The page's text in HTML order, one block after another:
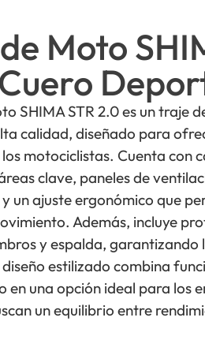
Moto
SHIMA STR 2.0 es un traje
calidad, diseñado para
motociclistas. Cuenta con
clave, paneles de
un ajuste ergonómico que
Además, incluye
y espalda, garantizando
estilizado combina
en una opción ideal para los
un equilibrio entre